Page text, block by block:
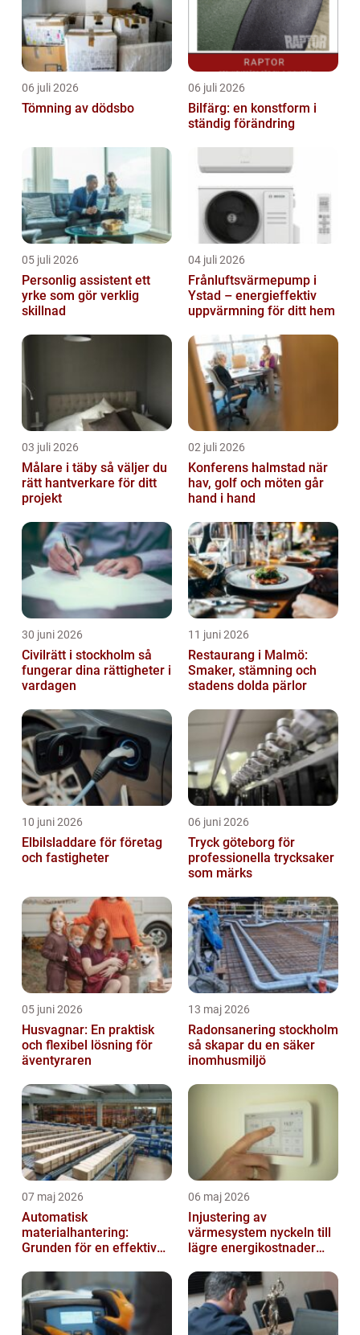
06 juli 2026
Tömning av dödsbo
06 juli 2026
Bilfärg: en konstform i
ständig förändring
05 juli 2026
Personlig assistent ett
yrke som gör verklig
skillnad
04 juli 2026
Frånluftsvärmepump i
Ystad – energieffektiv
uppvärmning för ditt hem
03 juli 2026
Målare i täby så väljer du
rätt hantverkare för ditt
projekt
02 juli 2026
Konferens halmstad när
hav, golf och möten går
hand i hand
30 juni 2026
Civilrätt i stockholm så
fungerar dina rättigheter i
vardagen
11 juni 2026
Restaurang i Malmö:
Smaker, stämning och
stadens dolda pärlor
10 juni 2026
Elbilsladdare för företag
och fastigheter
06 juni 2026
Tryck göteborg för
professionella trycksaker
som märks
05 juni 2026
Husvagnar: En praktisk
och flexibel lösning för
äventyraren
13 maj 2026
Radonsanering stockholm
så skapar du en säker
inomhusmiljö
07 maj 2026
Automatisk
materialhantering:
Grunden för en effektiv
06 maj 2026
Injustering av
värmesystem nyckeln till
lägre energikostnader
inomhusklimat